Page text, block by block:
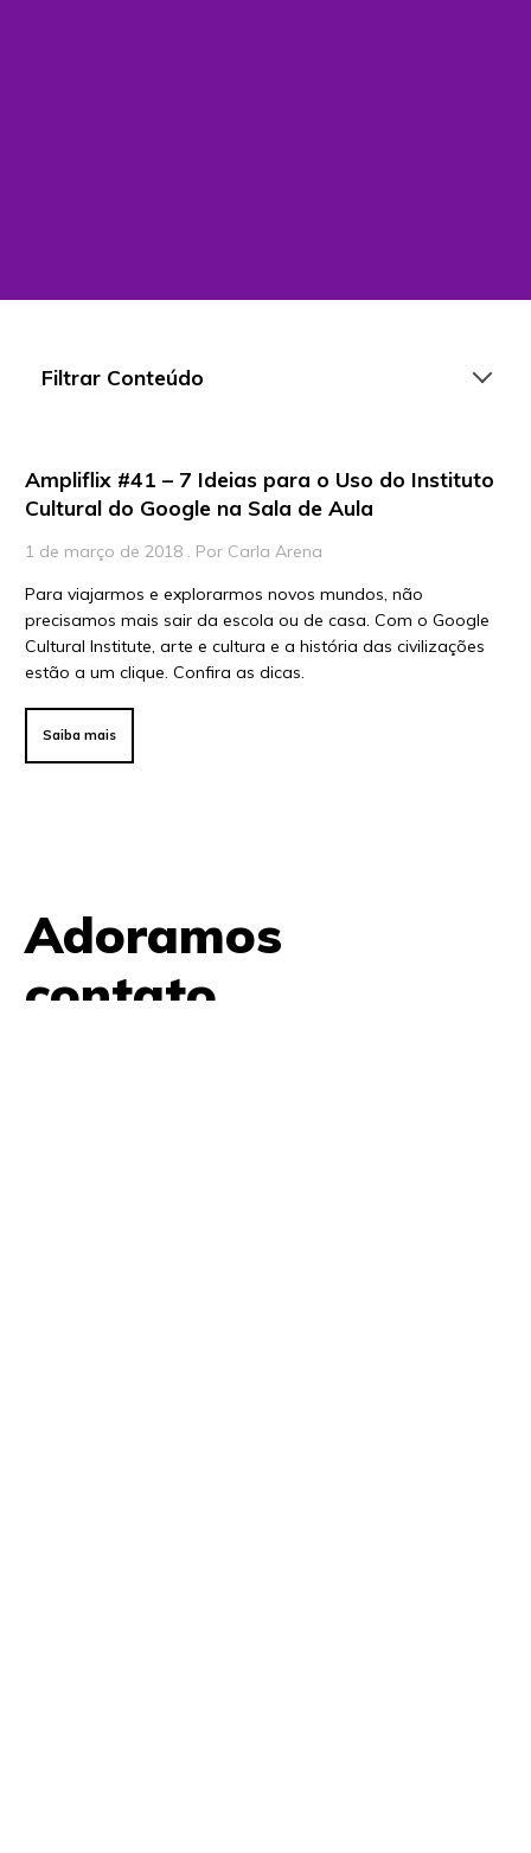
Filtrar Conteúdo
Artigos
Para Educadores
Para Instituições
Para Líderes
Ampliflix #41 – 7 Ideias para o Uso do Instituto
Cultural do Google na Sala de Aula
1 de março de 2018 . Por Carla Arena
Para viajarmos e explorarmos novos mundos, não
precisamos mais sair da escola ou de casa. Com o Google
Cultural Institute, arte e cultura e a história das civilizações
estão a um clique. Confira as dicas.
Saiba mais
Adoramos
contato.